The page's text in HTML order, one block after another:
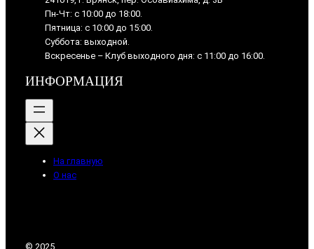
Пн-Чт: с 10:00 до 18:00.
Пятница: с 10:00 до 15:00.
Суббота: выходной.
Вскресенье – Клуб выходного дня: с 11:00 до 16:00.
ИНФОРМАЦИЯ
На главную
О нас
© 2025